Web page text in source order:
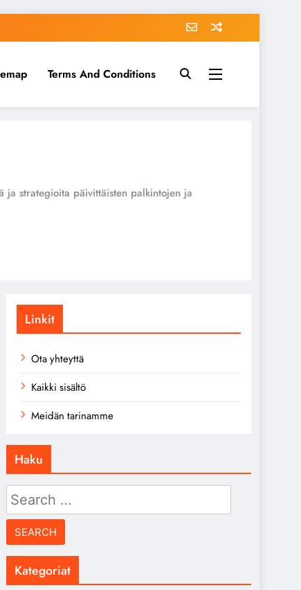
Terms And Conditions
strategioita päivittäisten palkintojen ja
Linkit
Ota yhteyttä
Kaikki sisältö
Meidän tarinamme
Haku
Search
for:
Kategoriat